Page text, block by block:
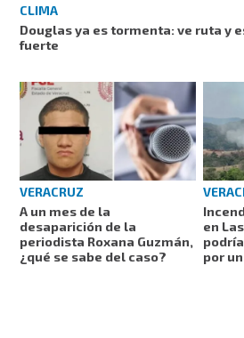
CLIMA
Douglas ya es tormenta: ve ruta y
fuerte
VERACRUZ
A un mes de la
desaparición de la
periodista Roxana Guzmán,
¿qué se sabe del caso?
en
por